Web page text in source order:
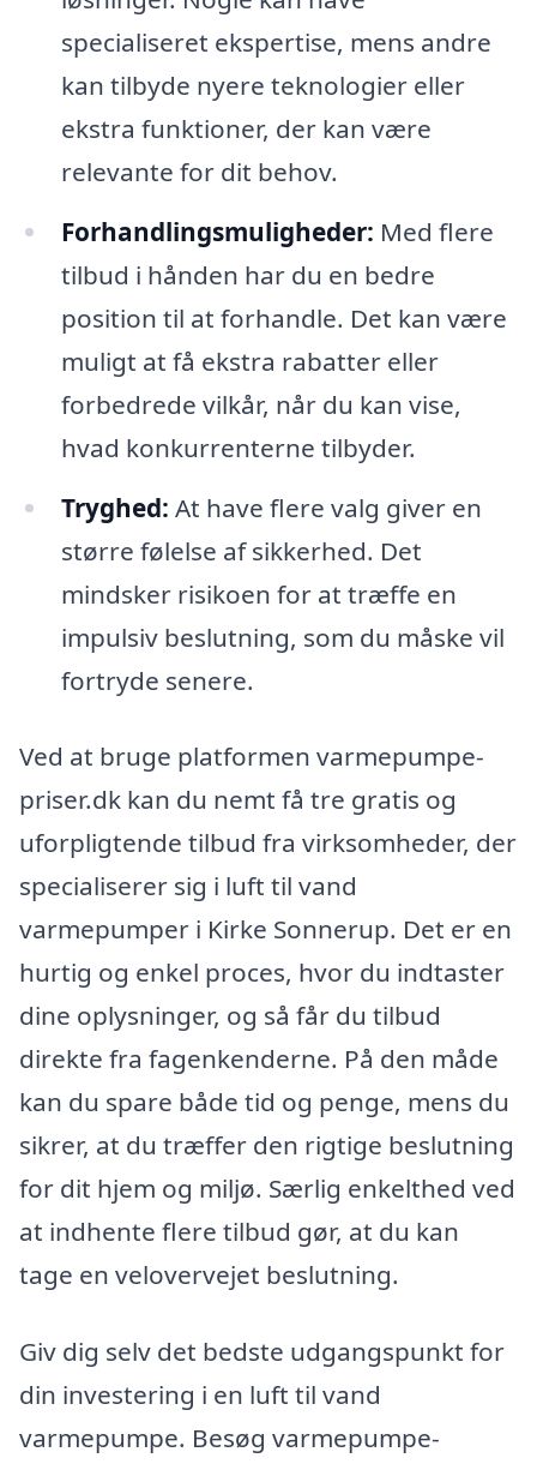
specialiseret ekspertise, mens andre
kan tilbyde nyere teknologier eller
ekstra funktioner, der kan være
relevante for dit behov.
Forhandlingsmuligheder: Med flere
tilbud i hånden har du en bedre
position til at forhandle. Det kan være
muligt at få ekstra rabatter eller
forbedrede vilkår, når du kan vise,
hvad konkurrenterne tilbyder.
Tryghed: At have flere valg giver en
større følelse af sikkerhed. Det
mindsker risikoen for at træffe en
impulsiv beslutning, som du måske vil
fortryde senere.
Ved at bruge platformen varmepumpe-
priser.dk kan du nemt få tre gratis og
uforpligtende tilbud fra virksomheder, der
specialiserer sig i luft til vand
varmepumper i Kirke Sonnerup. Det er en
hurtig og enkel proces, hvor du indtaster
dine oplysninger, og så får du tilbud
direkte fra fagenkenderne. På den måde
kan du spare både tid og penge, mens du
sikrer, at du træffer den rigtige beslutning
for dit hjem og miljø. Særlig enkelthed ved
at indhente flere tilbud gør, at du kan
tage en velovervejet beslutning.
Giv dig selv det bedste udgangspunkt for
din investering i en luft til vand
varmepumpe. Besøg varmepumpe-